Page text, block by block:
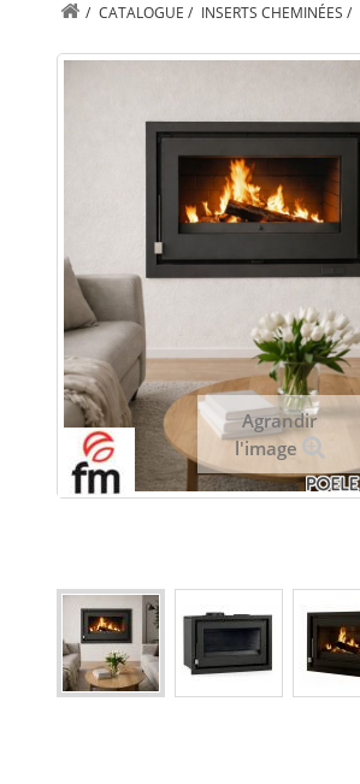
/ CATALOGUE / INSERTS CHEMINÉES /
Agrandir
l'image